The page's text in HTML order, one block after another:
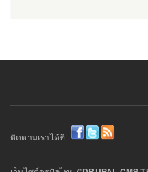
ติดตามเราได้ที่